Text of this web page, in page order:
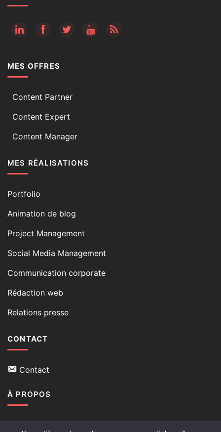
RSS
MES OFFRES
Content Partner
Content Expert
Content Manager
MES RÉALISATIONS
Portfolio
Animation de blog
Project Management
Social Media Management
Communication corporate
Rédaction web
Relations presse
CONTACT
Contact
À PROPOS